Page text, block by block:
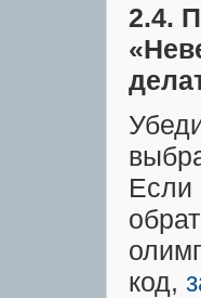
2.4.
Если
код,